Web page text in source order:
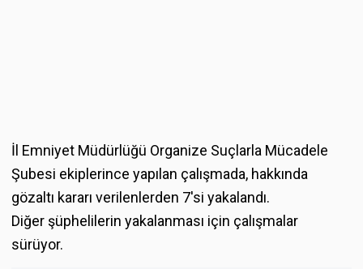
İl Emniyet Müdürlüğü Organize Suçlarla Mücadele
Şubesi ekiplerince yapılan çalışmada, hakkında
gözaltı kararı verilenlerden 7'si yakalandı.
Diğer şüphelilerin yakalanması için çalışmalar
sürüyor.